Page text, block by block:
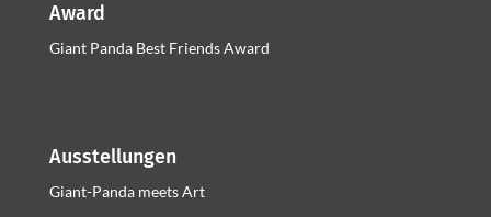
Award
Giant Panda Best Friends Award
Ausstellungen
Giant-Panda meets Art